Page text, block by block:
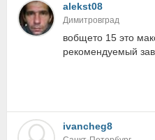
alekst08
Димитровград
вобщето 15 это
рекомендуемый
ivancheg8